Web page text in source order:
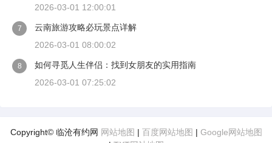
2026-03-01 12:00:01
7
云南旅游攻略必玩景点详解
2026-03-01 08:00:02
8
如何寻觅人生伴侣：找到女朋友的实用指南
2026-03-01 07:25:02
Copyright© 临沧有约网 网站地图 | 百度网站地图 | Google网站地图